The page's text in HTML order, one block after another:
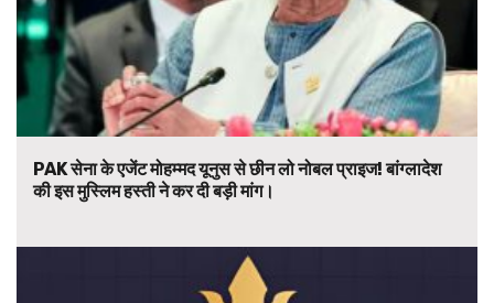
PAK सेना के एजेंट मोहम्मद यूनुस से छीन लो नोबल प्राइज! बांग्लादेश
की इस मुस्लिम हस्ती ने कर दी बड़ी मांग।